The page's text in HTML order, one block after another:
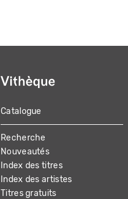
MAIN
NAVIGATION
Catalogue
Recherche
Nouveautés
Index des titres
Index des artistes
Titres gratuits